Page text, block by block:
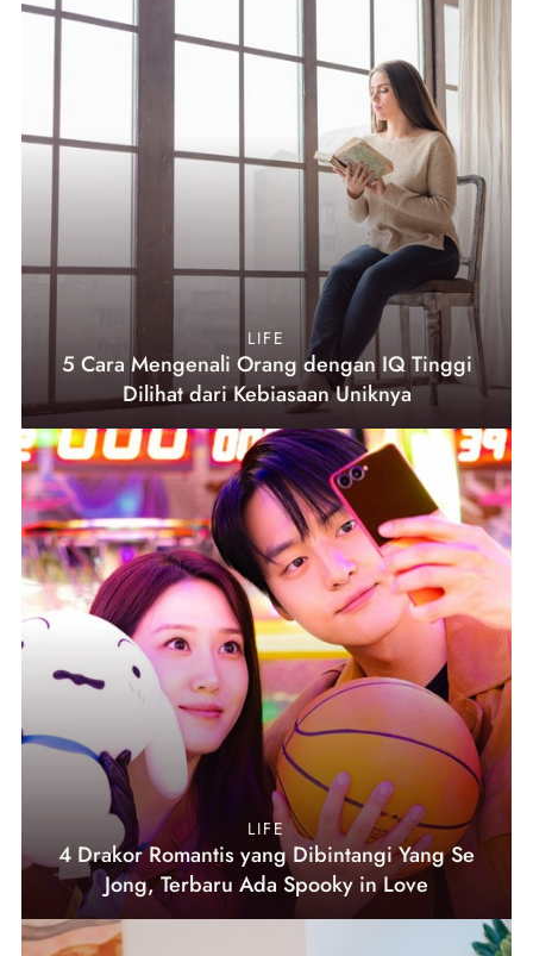
LIFE
5 Cara Mengenali Orang dengan IQ Tinggi
Dilihat dari Kebiasaan Uniknya
LIFE
4 Drakor Romantis yang Dibintangi Yang Se
Jong, Terbaru Ada Spooky in Love